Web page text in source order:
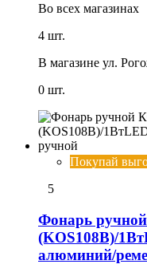
Во всех магазинах
4 шт.
В магазине ул.
0 шт.
Покупай
5
Фонарь
(KOS108B)/
алюминий/